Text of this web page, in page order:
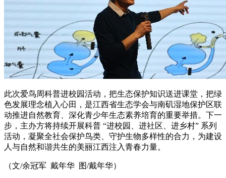
此次爱鸟周科普进校园活动，把生态保护知识送进课堂，把绿
色发展理念植入心田，是江西省生态学会与南矶湿地保护区联
动推进自然教育、深化青少年生态素养培育的重要举措。下一
步，主办方将持续开展科普 “进校园、进社区、进乡村” 系列
活动，凝聚全社会保护鸟类、守护生物多样性的合力，为建设
人与自然和谐共生的美丽江西注入青春力量。
（文/余冠军 戴年华 图/戴年华）